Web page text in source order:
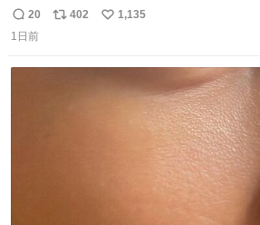
る。 写真を撮ろうとしたら「勝手に
と罵倒されるなど。
返
信
20
リ
402
い
1,135
1日前